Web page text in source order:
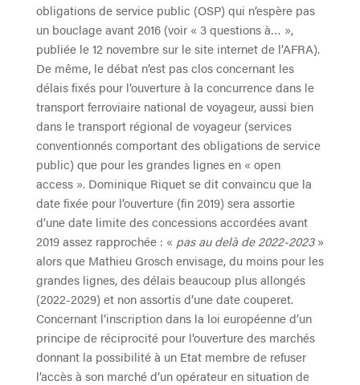
obligations de service public (OSP) qui n’espère pas
un bouclage avant 2016 (voir « 3 questions à… »,
publiée le 12 novembre sur le site internet de l’AFRA).
De même, le débat n’est pas clos concernant les
délais fixés pour l’ouverture à la concurrence dans le
transport ferroviaire national de voyageur, aussi bien
dans le transport régional de voyageur (services
conventionnés comportant des obligations de service
public) que pour les grandes lignes en « open
access ». Dominique Riquet se dit convaincu que la
date fixée pour l’ouverture (fin 2019) sera assortie
d’une date limite des concessions accordées avant
2019 assez rapprochée : « pas au delà de 2022-2023»
alors que Mathieu Grosch envisage, du moins pour les
grandes lignes, des délais beaucoup plus allongés
(2022-2029) et non assortis d’une date couperet.
Concernant l’inscription dans la loi européenne d’un
principe de réciprocité pour l’ouverture des marchés
donnant la possibilité à un Etat membre de refuser
l’accès à son marché d’un opérateur en situation de